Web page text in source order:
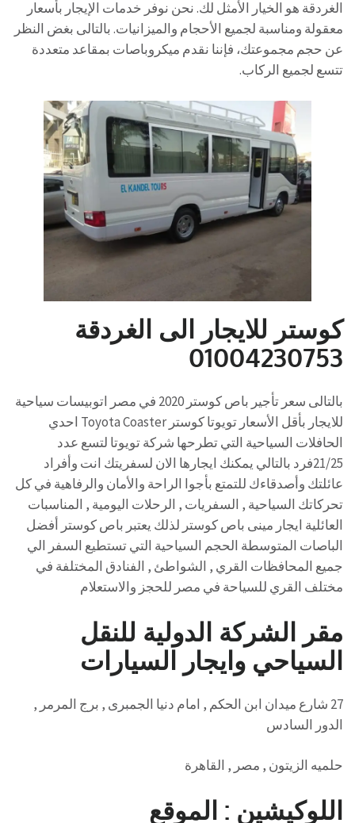
الغردقة هو الخيار الأمثل لك. نحن نوفر خدمات الإيجار بأسعار
معقولة ومناسبة لجميع الأحجام والميزانيات. بالتالى بغض النظر
عن حجم مجموعتك، فإننا نقدم ميكروباصات بمقاعد متعددة
تتسع لجميع الركاب.
كوستر للايجار الى الغردقة
01004230753
بالتالى سعر تأجير باص كوستر 2020 في مصر اتوبيسات سياحية
للايجار بأقل الأسعار تويوتا كوستر Toyota Coaster احدي
الحافلات السياحية التي تطرحها شركة تويوتا لتسع عدد
21/25فرد بالتالي يمكنك ايجارها الان لسفريتك انت وأفراد
عائلتك وأصدقاءك للتمتع بأجوا الراحة والأمان والرفاهية في كل
تحركاتك السياحية , السفريات , الرحلات اليومية , المناسبات
العائلية ايجار مينى باص كوستر لذلك يعتبر باص كوستر أفضل
الباصات المتوسطة الحجم السياحية التي تستطيع السفر الي
جميع المحافظات القري , الشواطئ , الفنادق المختلفة في
مختلف القري للسياحة في مصر للحجز والاستعلام
مقر الشركة الدولية للنقل
السياحي وايجار السيارات
27 شارع ميدان ابن الحكم , امام دنيا الجمبرى , برج المرمر ,
الدور السادس
حلميه الزيتون , مصر , القاهرة
اللوكيشين : الموقع